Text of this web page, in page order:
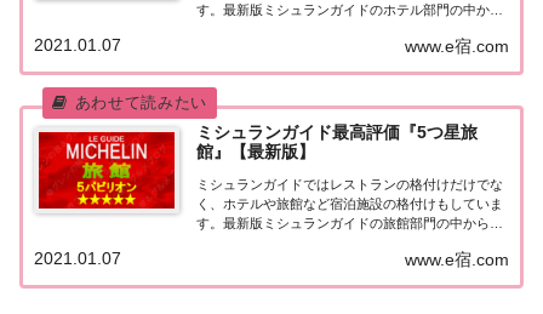
す。最新版ミシュランガイドのホテル部門の中から
をまとめてみました♪ いずれのホテルも人気ランキ
の...
www.e宿.com
2021.01.07
ミシュランガイド最高評価『5つ星旅
館』【最新版】
ミシュランガイドではレストランの格付けだけでな
く、ホテルや旅館など宿泊施設の格付けもしていま
す。最新版ミシュランガイドの旅館部門の中から最
とめてみました♪ いずれも人気ランキングなどで常
www.e宿.com
2021.01.07